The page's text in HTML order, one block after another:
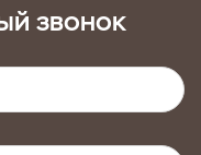
звонок